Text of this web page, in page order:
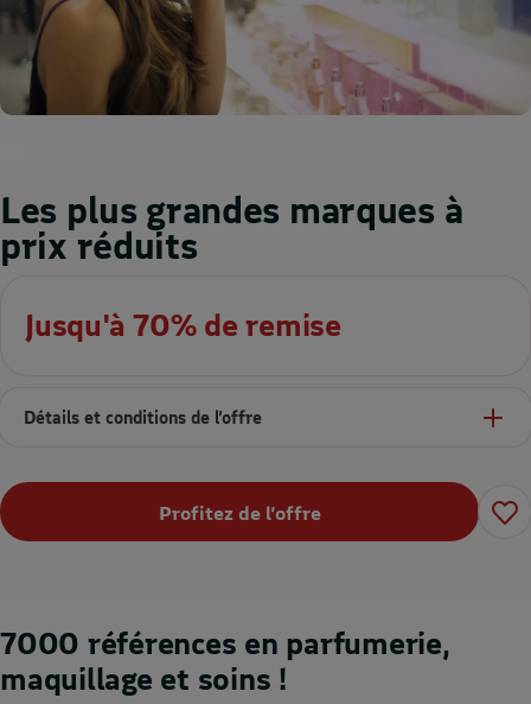
7000 références en parfumerie,
maquillage et soins !
Les plus grandes marques à
prix réduits
Jusqu'à 70% de remise
Détails et conditions de l’offre
Profitez de l’offre